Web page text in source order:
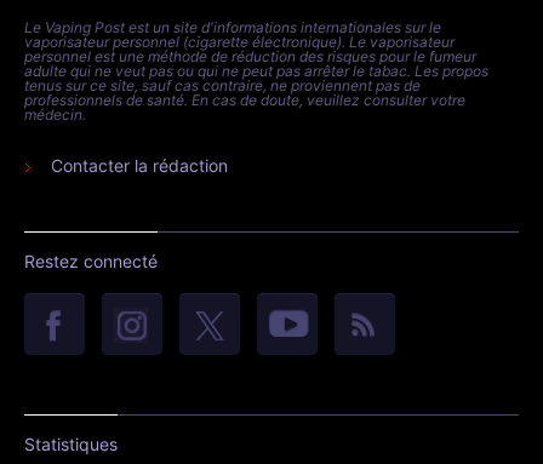
Le Vaping Post est un site d'informations internationales sur le
vaporisateur personnel (cigarette électronique). Le vaporisateur
personnel est une méthode de réduction des risques pour le fumeur
adulte qui ne veut pas ou qui ne peut pas arrêter le tabac. Les propos
tenus sur ce site, sauf cas contraire, ne proviennent pas de
professionnels de santé. En cas de doute, veuillez consulter votre
médecin.
Contacter la rédaction
Restez connecté
Statistiques